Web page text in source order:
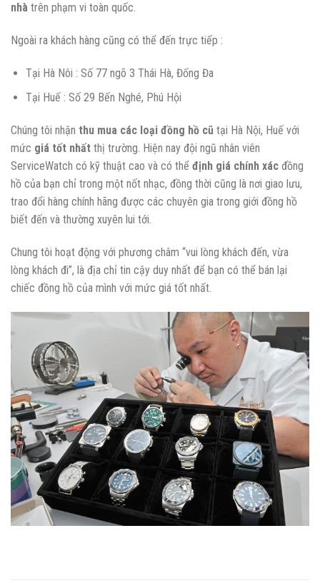
nhà trên phạm vi toàn quốc.
Ngoài ra khách hàng cũng có thể đến trực tiếp :
Tại Hà Nôi : Số 77 ngõ 3 Thái Hà, Đống Đa
Tại Huế : Số 29 Bến Nghé, Phú Hội
Chúng tôi nhận thu mua các loại đồng hồ cũ tại Hà Nội, Huế với
mức giá tốt nhất thị trường. Hiện nay đội ngũ nhân viên
ServiceWatch có kỹ thuật cao và có thể định giá chính xác đồng
hồ của bạn chỉ trong một nốt nhạc, đồng thời cũng là nơi giao lưu,
trao đổi hàng chính hãng được các chuyên gia trong giới đồng hồ
biết đến và thường xuyên lui tới.
Chung tôi hoạt động với phương châm “vui lòng khách đến, vừa
lòng khách đi”, là địa chỉ tin cậy duy nhất để bạn có thể bán lại
chiếc đồng hồ của mình với mức giá tốt nhất.